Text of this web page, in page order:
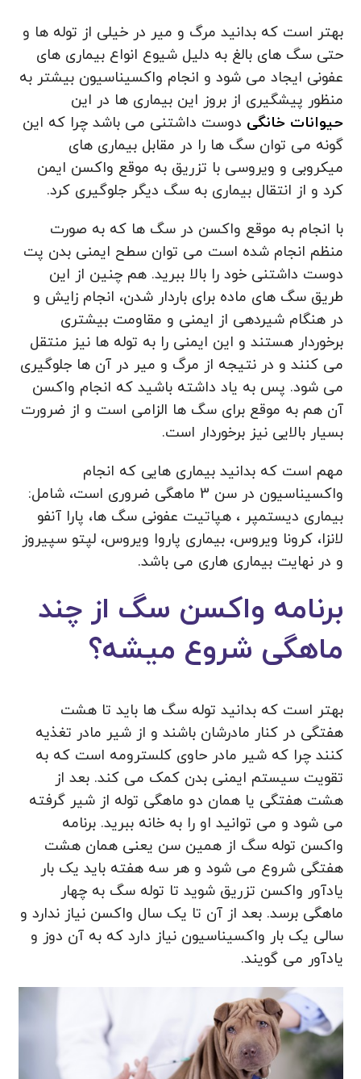
بهتر است که بدانید مرگ و میر در خیلی از توله ها و
حتی سگ های بالغ به دلیل شیوع انواع بیماری های
عفونی ایجاد می‌ شود و انجام واکسیناسیون بیشتر به
منظور پیشگیری از بروز این بیماری‌ ها در این
حیوانات خانگی دوست داشتنی می باشد چرا که این
گونه می‌ توان سگ ها را در مقابل بیماری‌ های
میکروبی و ویروسی با تزریق به موقع واکسن ایمن
کرد و از انتقال بیماری به سگ دیگر جلوگیری کرد.
با انجام به موقع واکسن در سگ ها که به صورت
منظم انجام شده است می توان سطح ایمنی بدن پت
دوست داشتنی خود را بالا ببرید. هم چنین از این
طریق سگ های ماده برای باردار شدن، انجام زایش و
در هنگام شیردهی از ایمنی و مقاومت بیشتری
برخوردار هستند و این ایمنی را به توله ها نیز منتقل
می‌ کنند و در نتیجه از مرگ‌ و میر در آن ها جلوگیری
می‌ شود. پس به یاد داشته باشید که انجام واکسن
آن هم به موقع برای سگ ها الزامی است و از ضرورت
بسیار بالایی نیز برخوردار است.
مهم است که بدانید بیماری هایی که انجام
واکسیناسیون در سن 3 ماهگی ضروری است، شامل:
بیماری دیستمپر ، هپاتیت عفونی سگ ها، پارا آنفو
لانزا، کرونا ویروس، بیماری پاروا ویروس، لپتو سپیروز
و در نهایت بیماری هاری می باشد.
برنامه واکسن سگ از چند
ماهگی شروع میشه؟
بهتر است که بدانید توله سگ ها باید تا هشت
هفتگی در کنار مادرشان باشند و از شیر مادر تغذیه
کنند چرا که شیر مادر حاوی کلسترومه است که به
تقویت سیستم ایمنی بدن کمک می کند. بعد از
هشت هفتگی یا همان دو ماهگی توله از شیر گرفته
می‌ شود و می توانید او را به خانه ببرید. برنامه
واکسن توله سگ از همین سن یعنی همان هشت
هفتگی شروع می‌ شود و هر سه هفته باید یک بار
یادآور واکسن تزریق شوید تا توله سگ به چهار
ماهگی برسد. بعد از آن تا یک سال واکسن نیاز ندارد و
سالی یک بار واکسیناسیون نیاز دارد که به آن دوز و
یادآور می گویند.